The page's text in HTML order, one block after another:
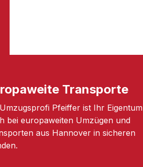
Transporte
Pfeiffer ist Ihr Eigentum
bei europaweiten Umzügen und
aus Hannover in sicheren